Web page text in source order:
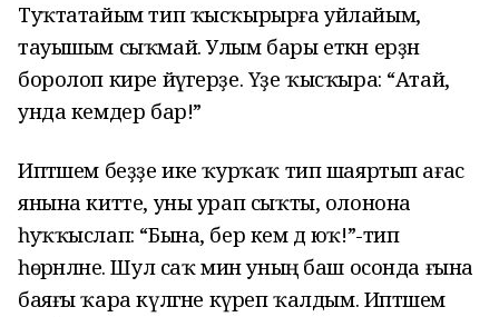
Туҡтатайым тип ҡысҡырырға уйлайым, ә
тауышым сыҡмай. Улым бары еткән ерҙән
боролоп кире йүгерҙе. Үҙе ҡысҡыра: “Атай,
унда кемдер бар!”
Иптәшем беҙҙе ике ҡурҡаҡ тип шаяртып ағас
янына китте, уны урап сыҡты, олонона
һуҡҡыслап: “Бына, бер кем дә юҡ!”-тип
һөрәнләне. Шул саҡ мин уның баш осонда ғына
баяғы ҡара күләгәне күреп ҡалдым. Иптәшем